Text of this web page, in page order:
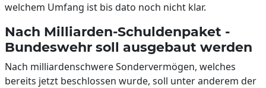
welchem Umfang ist bis dato noch nicht klar.
Nach Milliarden-Schuldenpaket -
Bundeswehr soll ausgebaut werden
Nach milliardenschwere Sondervermögen, welches
bereits jetzt beschlossen wurde, soll unter anderem der